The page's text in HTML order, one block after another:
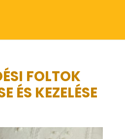
FOLTOK
ÉS KEZELÉSE